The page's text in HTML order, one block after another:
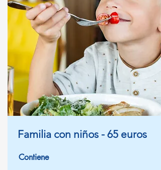
Familia con niños - 65 euros
Contiene